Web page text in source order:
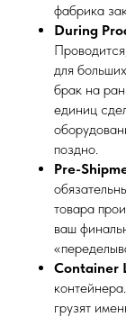
фабрика
During
для
брак на
единиц
поздно.
Pre-
товара
ваш
Container
грузят